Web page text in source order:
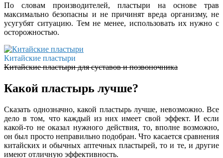
По словам производителей, пластыри на основе трав
максимально безопасны и не причинят вреда организму, не
усугубят ситуацию. Тем не менее, использовать их нужно с
осторожностью.
Китайские пластыри
Китайские пластыри для суставов и позвоночника
Какой пластырь лучше?
Сказать однозначно, какой пластырь лучше, невозможно. Все
дело в том, что каждый из них имеет свой эффект. И если
какой-то не оказал нужного действия, то, вполне возможно,
он был просто неправильно подобран. Что касается сравнения
китайских и обычных аптечных пластырей, то и те, и другие
имеют отличную эффективность.